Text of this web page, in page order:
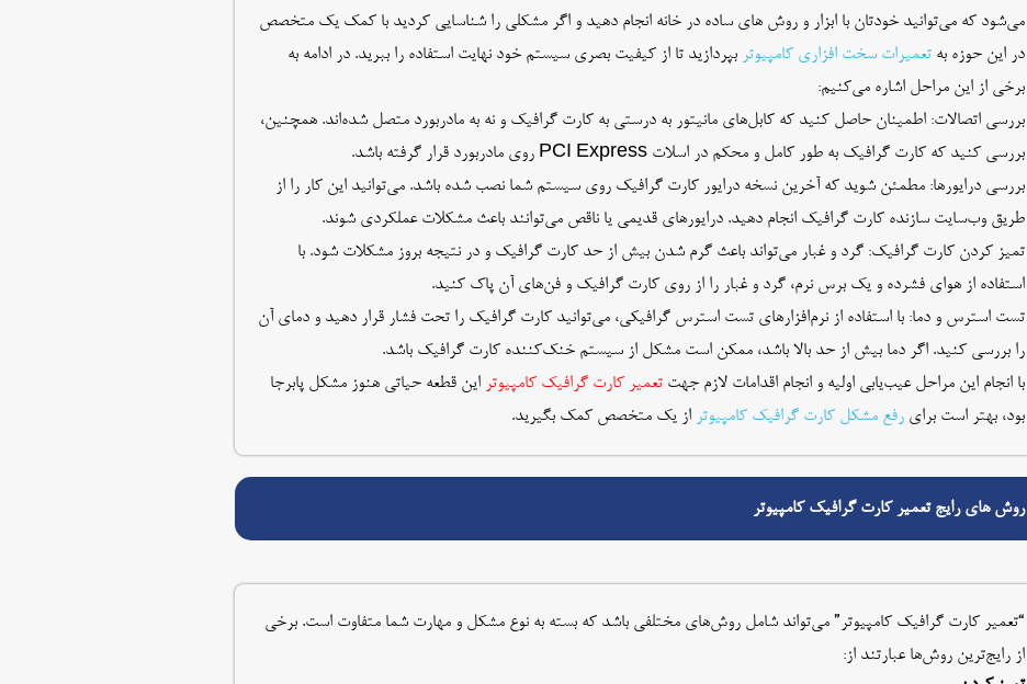
می‌شود که می‌توانید خودتان با ابزار و روش های ساده در خانه انجام دهید و اگر مشکلی را شناسایی کردید با کمک یک متخصص
در این حوزه به تعمیرات سخت افزاری کامپیوتر بپردازید تا از کیفیت بصری سیستم خود نهایت استفاده را ببرید. در ادامه به
برخی از این مراحل اشاره می‌کنیم:
بررسی اتصالات: اطمینان حاصل کنید که کابل‌های مانیتور به درستی به کارت گرافیک و نه به مادربورد متصل شده‌اند. همچنین،
بررسی کنید که کارت گرافیک به طور کامل و محکم در اسلات PCI Express روی مادربورد قرار گرفته باشد.
بررسی درایورها: مطمئن شوید که آخرین نسخه درایور کارت گرافیک روی سیستم شما نصب شده باشد. می‌توانید این کار را از
طریق وب‌سایت سازنده کارت گرافیک انجام دهید. درایورهای قدیمی یا ناقص می‌توانند باعث مشکلات عملکردی شوند.
تمیز کردن کارت گرافیک: گرد و غبار می‌تواند باعث گرم شدن بیش از حد کارت گرافیک و در نتیجه بروز مشکلات شود. با
استفاده از هوای فشرده و یک برس نرم، گرد و غبار را از روی کارت گرافیک و فن‌های آن پاک کنید.
تست استرس و دما: با استفاده از نرم‌افزارهای تست استرس گرافیکی، می‌توانید کارت گرافیک را تحت فشار قرار دهید و دمای آن
را بررسی کنید. اگر دما بیش از حد بالا باشد، ممکن است مشکل از سیستم خنک‌کننده کارت گرافیک باشد.
با انجام این مراحل عیب‌یابی اولیه و انجام اقدامات لازم جهت تعمیر کارت گرافیک کامپیوتر این قطعه حیاتی هنوز مشکل پابرجا
بود، بهتر است برای رفع مشکل کارت گرافیک کامپیوتر از یک متخصص کمک بگیرید.
روش های رایج تعمیر کارت گرافیک کامپیوتر
“تعمیر کارت گرافیک کامپیوتر” می‌تواند شامل روش‌های مختلفی باشد که بسته به نوع مشکل و مهارت شما متفاوت است. برخی
از رایج‌ترین روش‌ها عبارتند از: